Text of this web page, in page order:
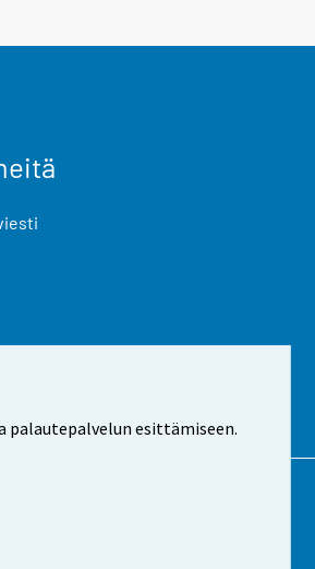
palautepalvelun esittämiseen.